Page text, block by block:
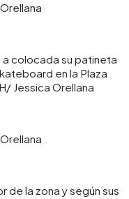
a colocada su patineta
en la Plaza
Jessica Orellana
de la zona y según sus